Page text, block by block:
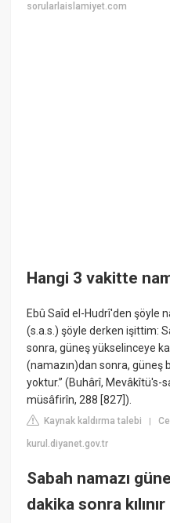
sorularlaislamiyet.com
Hangi 3 vakitte
Ebû Saîd el-Hudrî'den şöyle
(s.a.s.) şöyle derken işittim:
sonra, güneş yükselinceye
(namazın)dan sonra, güneş
yoktur.” (Buhârî, Mevâkîtü's-
müsâfirîn, 288 [827]).
Kaynak kaldırma talebi |
kurul.diyanet.gov.tr
Sabah namazı
dakika sonra